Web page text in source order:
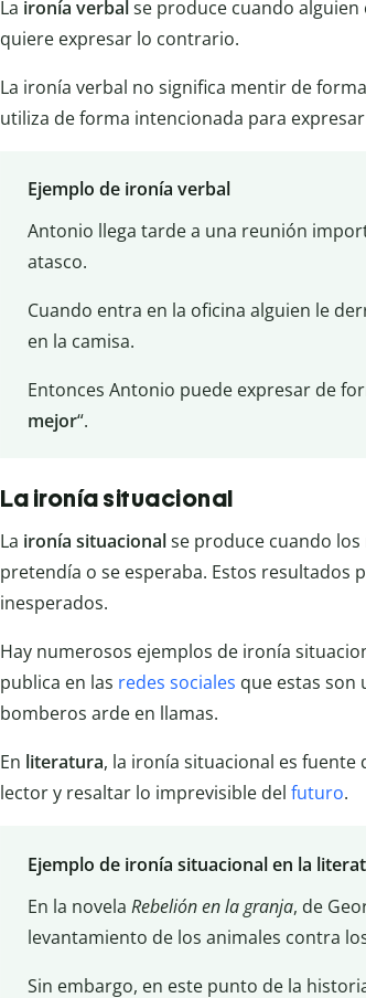
La ironía verbalse produce cuando
quiere expresar lo contrario.
La ironía verbal no significa mentir de
utiliza de forma intencionada para expresar
Ejemplo de ironía verbal
Antonio llega tarde a una reunión
atasco.
Cuando entra en la oficina alguien le
en la camisa.
Entonces Antonio puede expresar de
mejor“.
La ironía situacional
La ironía situacionalse produce cuando
pretendía o se esperaba. Estos
inesperados.
Hay numerosos ejemplos de ironía
publica en las redes sociales que estas son
bomberos arde en llamas.
En literatura, la ironía situacional es
lector y resaltar lo imprevisible del futuro.
Ejemplo de ironía situacional en la
En la novela Rebelión en la granja, de
levantamiento de los animales contra
Sin embargo, en este punto de la